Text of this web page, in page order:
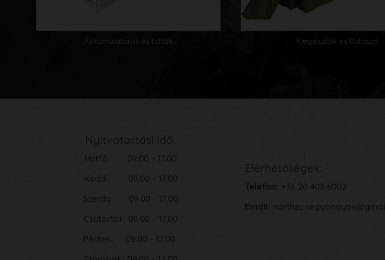
Akkumulátorok és töltők Kiegészítők és Ruházat
Hétfő: 09.00 - 17.00
Kedd: 09.00 - 17.00
Szerda: 09.00 - 17.00
Csütörtök: 09.00 - 17.00
Péntek: 09.00 - 17.00
Telefon: +36 20 403 6002
Email
: